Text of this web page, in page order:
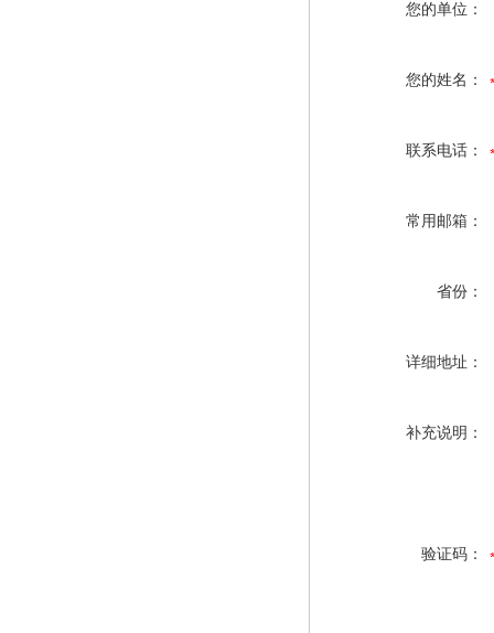
您的单位：
您的姓名：
联系电话：
常用邮箱：
省份：
详细地址：
补充说明：
验证码：